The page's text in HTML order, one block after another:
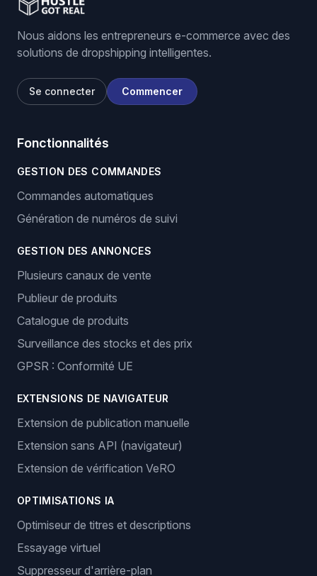
Nous aidons les entrepreneurs e-commerce avec des
solutions de dropshipping intelligentes.
Se connecter Commencer
Fonctionnalités
GESTION DES COMMANDES
Commandes automatiques
Génération de numéros de suivi
GESTION DES ANNONCES
Plusieurs canaux de vente
Publieur de produits
Catalogue de produits
Surveillance des stocks et des prix
GPSR : Conformité UE
EXTENSIONS DE NAVIGATEUR
Extension de publication manuelle
Extension sans API (navigateur)
Extension de vérification VeRO
OPTIMISATIONS IA
Optimiseur de titres et descriptions
Essayage virtuel
Suppresseur d'arrière-plan